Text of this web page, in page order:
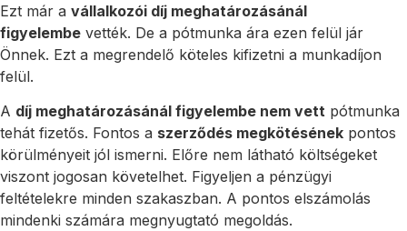
Ezt már a vállalkozói díj meghatározásánál
figyelembe vették. De a pótmunka ára ezen felül jár
Önnek. Ezt a megrendelő köteles kifizetni a munkadíjon
felül.
A díj meghatározásánál figyelembe nem vett pótmunka
tehát fizetős. Fontos a szerződés megkötésének pontos
körülményeit jól ismerni. Előre nem látható költségeket
viszont jogosan követelhet. Figyeljen a pénzügyi
feltételekre minden szakaszban. A pontos elszámolás
mindenki számára megnyugtató megoldás.